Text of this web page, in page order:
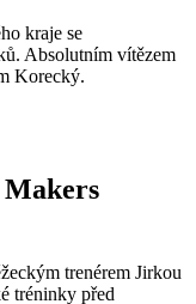
kraje se
Absolutním vítězem
Korecký.
trenérem Jirkou
tréninky před